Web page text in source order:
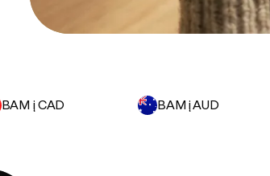
BAM į CAD BAM į AUD